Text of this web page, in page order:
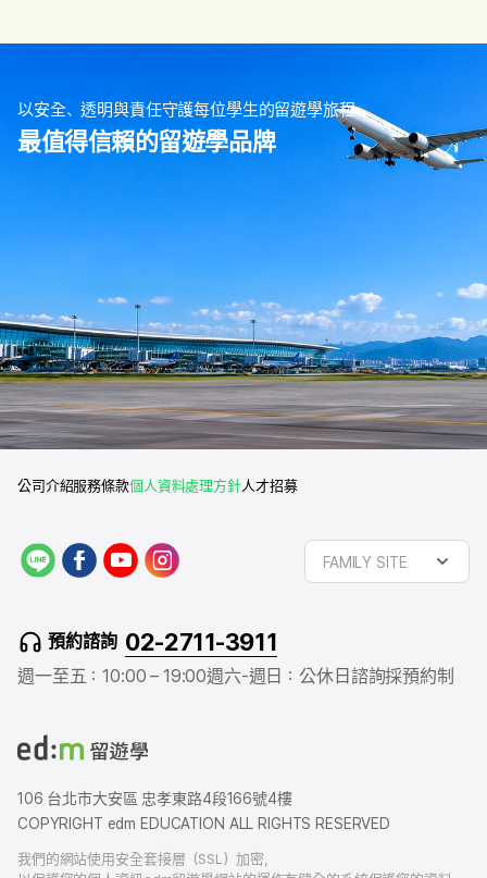
以安全、透明與責任守護每位學生的留遊學旅程
最值得信賴的留遊學品牌
公司介紹服務條款個人資料處理方針人才招募
L
f
a
b
o
y
o
u
e
a
r
FAMILY SITE
預約諮詢 02-2711-3911
週一至五：10:00 – 19:00週六-週日：公休日 諮詢採預約制
106 台北市大安區 忠孝東路4段166號4樓
COPYRIGHT edm EDUCATION ALL RIGHTS RESERVED
我們的網站使用安全套接層（SSL）加密，